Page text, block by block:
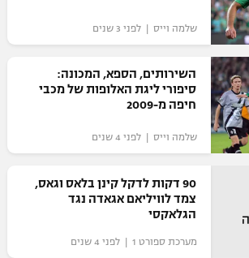
שלמה וייס | לפני 3 שנים
השירותים, הספא, המכונה:
סיפורי ליגת האלופות של מכבי
חיפה מ-2009
שלמה וייס | לפני 4 שנים
90 דקות לדקל קינן בלאס וגאס,
צמד לוויליאם אגאדה נגד
הגלאקסי
מערכת ספורט 1 | לפני 4 שנים